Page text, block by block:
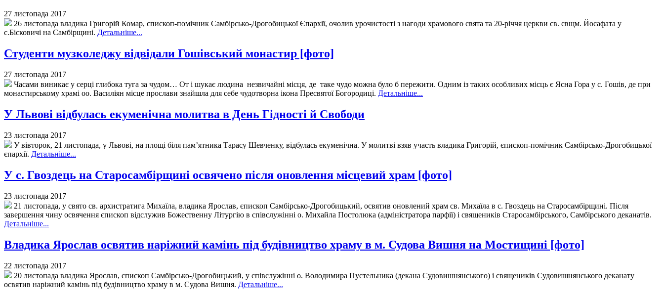
27 листопада 2017
26 листопада владика Григорій Комар, єпископ-помічник Самбірсько-Дрогобицької Єпархії, очолив урочистості з нагоди храмового свята та 20-річчя церкви св. свщм. Йосафата у
с.Бісковичі на Самбірщині. Детальніше...
Студенти музколеджу відвідали Гошівський монастир [фото]
27 листопада 2017
Часами виникає у серці глибока туга за чудом… От і шукає людина незвичайні місця, де таке чудо можна було б пережити. Одним із таких особливих місць є Ясна Гора у с. Гошів, де при
монастирському храмі оо. Василіян місце прослави знайшла для себе чудотворна ікона Пресвятої Богородиці. Детальніше...
У Львові відбулась екуменічна молитва в День Гідності й Свободи
23 листопада 2017
У вівторок, 21 листопада, у Львові, на площі біля пам’ятника Тарасу Шевченку, відбулась екуменічна. У молитві взяв участь владика Григорій, єпископ-помічник Самбірсько-Дрогобицької
єпархії. Детальніше...
У с. Гвоздець на Старосамбірщині освячено після оновлення місцевий храм [фото]
23 листопада 2017
21 листопада, у свято св. архистратига Михаїла, владика Ярослав, єпископ Самбірсько-Дрогобицький, освятив оновлений храм св. Михаїла в с. Гвоздець на Старосамбірщині. Після
завершення чину освячення єпископ відслужив Божественну Літургію в співслужінні о. Михайла Постолюка (адміністратора парфії) і священиків Старосамбірського, Самбірського деканатів.
Детальніше...
Владика Ярослав освятив наріжний камінь під будівництво храму в м. Судова Вишня на Мостищині [фото]
22 листопада 2017
20 листопада владика Ярослав, єпископ Самбірсько-Дрогобицький, у співслужінні о. Володимира Пустельника (декана Судовишнянського) і священиків Судовишнянського деканату
освятив наріжний камінь під будівництво храму в м. Судова Вишня. Детальніше...